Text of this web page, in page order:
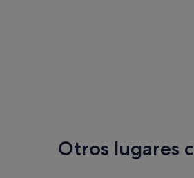
Otros lugares